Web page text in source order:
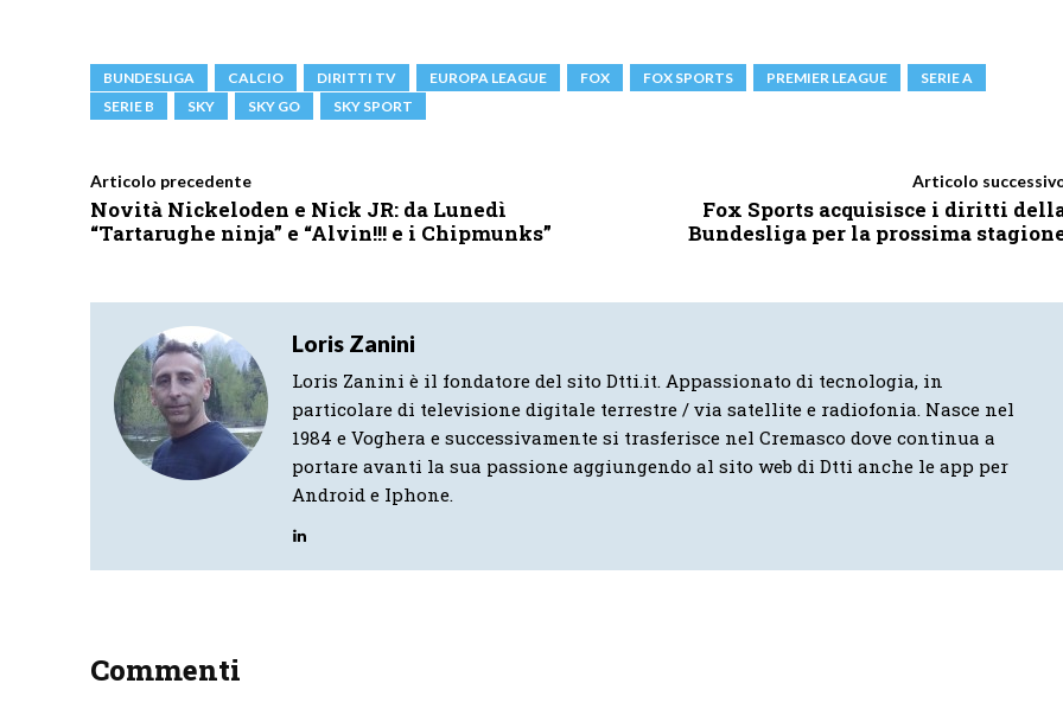
BUNDESLIGA CALCIO DIRITTI TV EUROPA LEAGUE FOX FOX SPORTS PREMIER LEAGUE
SERIE A
SERIE B
SKY SKY GO SKY SPORT
Articolo precedente
Novità Nickeloden e Nick JR: da Lunedì
“Tartarughe ninja” e “Alvin!!! e i Chipmunks”
Articolo
Fox Sports acquisisce i diritti
Bundesliga per la prossima
Loris Zanini
Loris Zanini è il fondatore del sito Dtti.it. Appassionato di tecnologia, in
particolare di televisione digitale terrestre / via satellite e radiofonia. Nasce nel
1984 e Voghera e successivamente si trasferisce nel Cremasco dove continua a
portare avanti la sua passione aggiungendo al sito web di Dtti anche le app per
Android e Iphone.
Commenti